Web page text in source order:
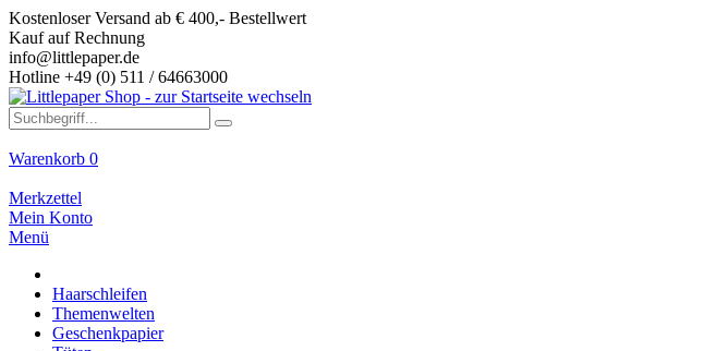
Kostenloser Versand ab € 400,- Bestellwert
Kauf auf Rechnung
info@littlepaper.de
Hotline +49 (0) 511 / 64663000
Warenkorb 0
Merkzettel
Mein Konto
Menü
Haarschleifen
Themenwelten
Geschenkpapier